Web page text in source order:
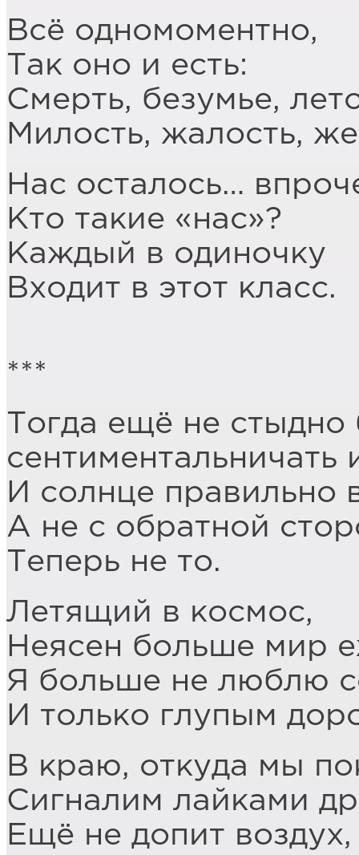
Всё одномоментно,
Так оно и есть:
Смерть, безумье,
Милость, жалость,
Нас осталось…
Кто такие «нас»?
Каждый в одиночку
Входит в этот класс.
***
Тогда ещё не
сентиментальничать
И солнце правильно
А не с обратной
Теперь не то.
Летящий в космос,
Неясен больше мир
Я больше не люблю
И только глупым
В краю, откуда мы
Сигналим лайками
Ещё не допит